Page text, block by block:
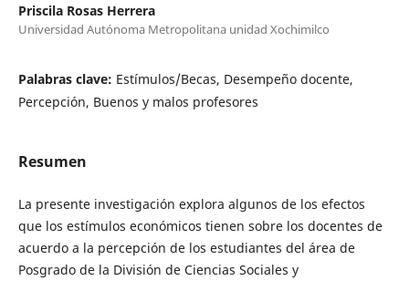
Priscila Rosas Herrera
Universidad Autónoma Metropolitana unidad Xochimilco
Palabras clave: Estímulos/Becas, Desempeño docente,
Percepción, Buenos y malos profesores
Resumen
La presente investigación explora algunos de los efectos
que los estímulos económicos tienen sobre los docentes de
acuerdo a la percepción de los estudiantes del área de
Posgrado de la División de Ciencias Sociales y